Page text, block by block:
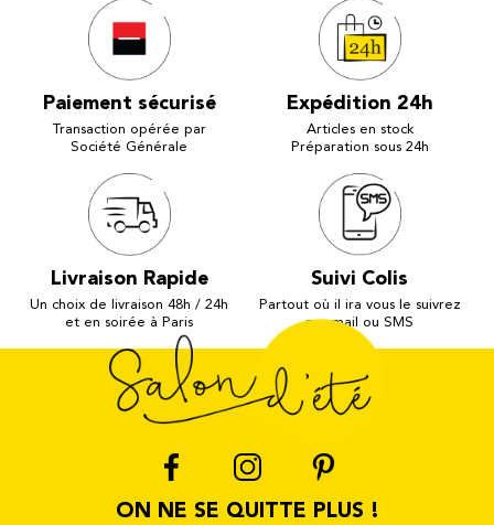
Paiement sécurisé
Transaction opérée par
Société Générale
Expédition 24h
Articles en stock
Préparation sous 24h
Livraison Rapide
Un choix de livraison 48h / 24h
et en soirée à Paris
Suivi Colis
Partout où il ira vous le suivrez
par mail ou SMS
ON NE SE QUITTE PLUS !